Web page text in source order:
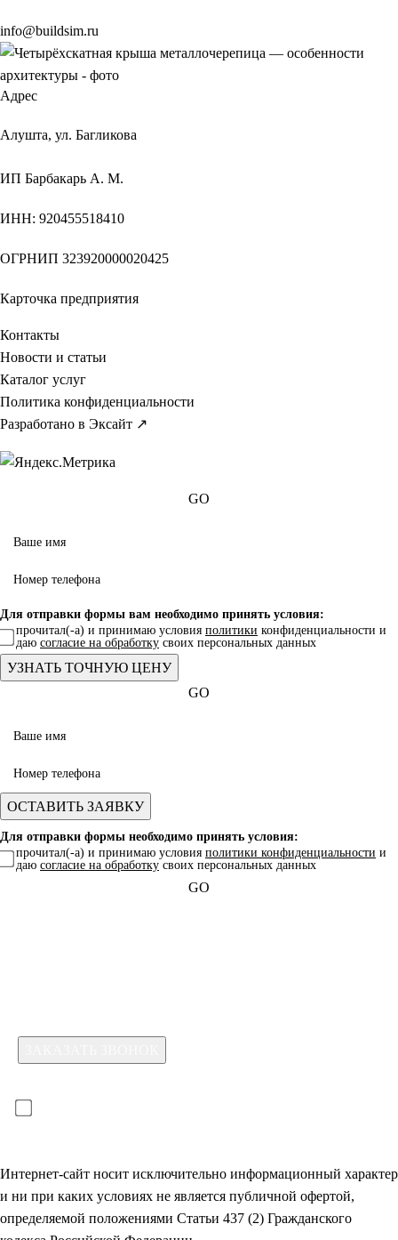
info@buildsim.ru
Адрес
Алушта, ул. Багликова
ИП Барбакарь А. М.
ИНН: 920455518410
ОГРНИП 323920000020425
Карточка предприятия
Контакты
Новости и статьи
Каталог услуг
Политика конфиденциальности
Разработано в Эксайт ↗
GO
Для отправки формы вам необходимо принять условия:
прочитал(-а) и принимаю условия политики конфиденциальности и
даю согласие на обработку своих персональных данных
GO
Для отправки формы необходимо принять условия:
прочитал(-а) и принимаю условия политики конфиденциальности и
даю согласие на обработку своих персональных данных
GO
Интернет-сайт носит исключительно информационный характер
и ни при каких условиях не является публичной офертой,
определяемой положениями Статьи 437 (2) Гражданского